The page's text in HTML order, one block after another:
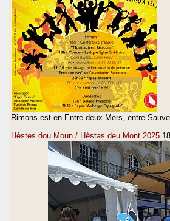
Rimons est en Entre-deux-Mers, entre
Hèstes dou Moun / Hèstas deu Mont 2025